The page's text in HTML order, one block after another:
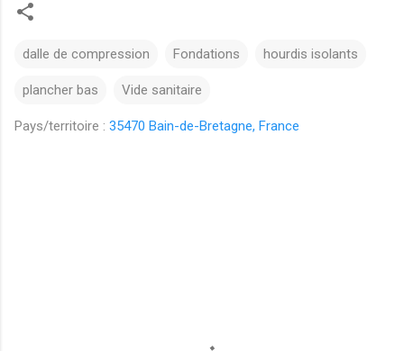
dalle de compression Fondations hourdis isolants
plancher bas Vide sanitaire
Pays/territoire : 35470 Bain-de-Bretagne, France